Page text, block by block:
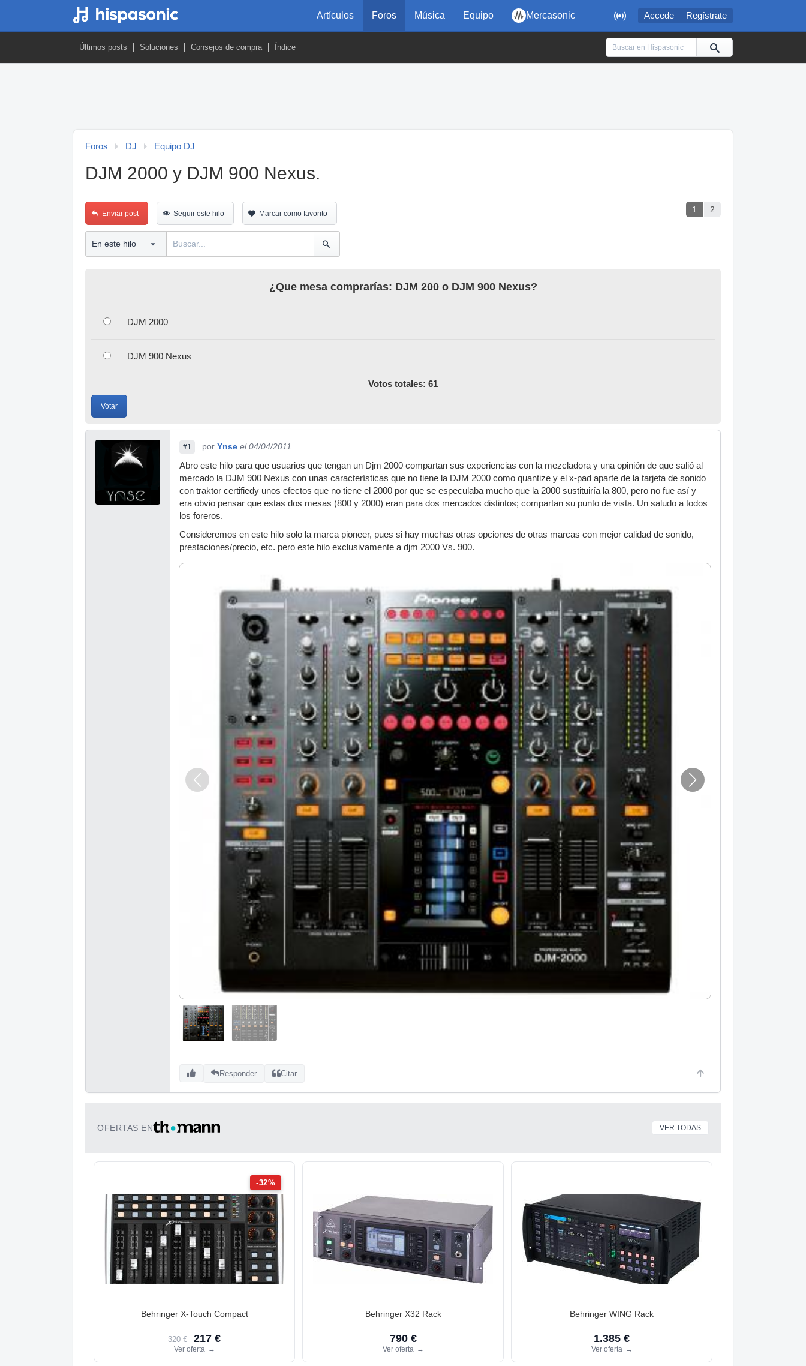
 Accede Regístrate
Artículos Foros Música Equipo Mercasonic
Últimos posts Soluciones Consejos de compra Índice
Foros DJ Equipo DJ
DJM 2000 y DJM 900 Nexus.
1 2
Enviar post Seguir este hilo Marcar como favorito
¿Que mesa comprarías: DJM 200 o DJM 900 Nexus?
DJM 2000
DJM 900 Nexus
Votos totales: 61
Votar
#1 por Ynse el 04/04/2011
Abro este hilo para que usuarios que tengan un Djm 2000 compartan sus experiencias con la mezcladora y una opinión de que salió al
mercado la DJM 900 Nexus con unas características que no tiene la DJM 2000 como quantize y el x-pad aparte de la tarjeta de sonido
con traktor certifiedy unos efectos que no tiene el 2000 por que se especulaba mucho que la 2000 sustituiría la 800, pero no fue así y
era obvio pensar que estas dos mesas (800 y 2000) eran para dos mercados distintos; compartan su punto de vista. Un saludo a todos
los foreros.
Consideremos en este hilo solo la marca pioneer, pues si hay muchas otras opciones de otras marcas con mejor calidad de sonido,
prestaciones/precio, etc. pero este hilo exclusivamente a djm 2000 Vs. 900.
Responder Citar
OFERTAS EN VER TODAS
-32%
Behringer X-Touch Compact
320 € 217 €
Ver oferta →
Behringer X32 Rack
790 €
Ver oferta →
Behringer WING Rack
1.385 €
Ver oferta →